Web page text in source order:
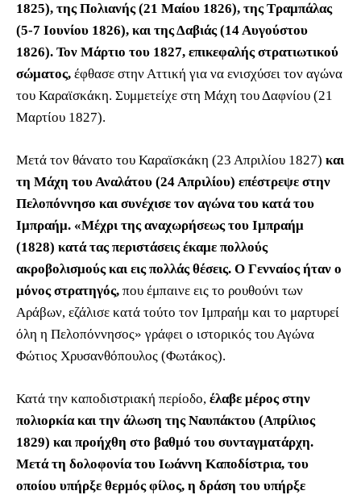
1825), της Πολιανής (21 Μαίου 1826), της Τραμπάλας
(5-7 Ιουνίου 1826), και της Δαβιάς (14 Αυγούστου
1826). Τον Μάρτιο του 1827, επικεφαλής στρατιωτικού
σώματος, έφθασε στην Αττική για να ενισχύσει τον αγώνα
του Καραϊσκάκη. Συμμετείχε στη Μάχη του Δαφνίου (21
Μαρτίου 1827).
Μετά τον θάνατο του Καραϊσκάκη (23 Απριλίου 1827) και
τη Μάχη του Αναλάτου (24 Απριλίου) επέστρεψε στην
Πελοπόννησο και συνέχισε τον αγώνα του κατά του
Ιμπραήμ. «Μέχρι της αναχωρήσεως του Ιμπραήμ
(1828) κατά τας περιστάσεις έκαμε πολλούς
ακροβολισμούς και εις πολλάς θέσεις. Ο Γενναίος ήταν ο
μόνος στρατηγός, που έμπαινε εις το ρουθούνι των
Αράβων, εζάλισε κατά τούτο τον Ιμπραήμ και το μαρτυρεί
όλη η Πελοπόννησος» γράφει ο ιστορικός του Αγώνα
Φώτιος Χρυσανθόπουλος (Φωτάκος).
Κατά την καποδιστριακή περίοδο, έλαβε μέρος στην
πολιορκία και την άλωση της Ναυπάκτου (Απρίλιος
1829) και προήχθη στο βαθμό του συνταγματάρχη.
Μετά τη δολοφονία του Ιωάννη Καποδίστρια, του
οποίου υπήρξε θερμός φίλος, η δράση του υπήρξε